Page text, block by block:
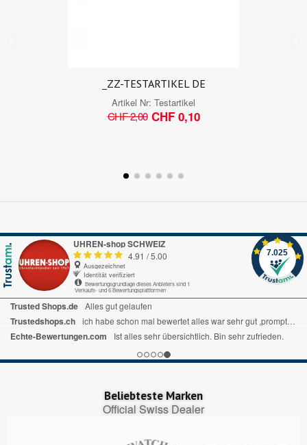
_ZZ-TESTARTIKEL DE
Artikel Nr: Testartikel
CHF 2,00 CHF 0,10
UHREN-shop SCHWEIZ
4.91 /5.00
Ausgezeichnet
Identität verifiziert
Bewertungsgrundlage dieses Anbieters sind 1
Verkaufs- und 6 Bewertungsplattformen
7.025
Trusted Shops.de Alles gut gelaufen
Trustedshops.ch ich habe schon mal bewertet alles war sehr gut ,prompte Lieferung bin zufrieden
Echte-Bewertungen.com Ist alles sehr übersichtlich. Bin sehr zufrieden.
Beliebteste Marken
Official Swiss Dealer